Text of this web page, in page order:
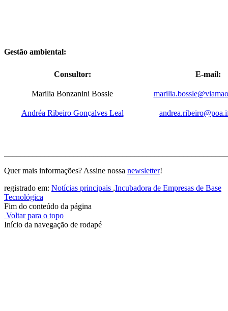
Gestão ambiental:
Consultor: E-mail:
Marilia Bonzanini Bossle
Andréa Ribeiro Gonçalves Leal
Quer mais informações? Assine nossa newsletter!
registrado em: Notícias principais ,Incubadora de Empresas de Base
Tecnológica
Fim do conteúdo da página
Voltar para o topo
Início da navegação de rodapé